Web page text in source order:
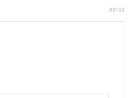
#3152